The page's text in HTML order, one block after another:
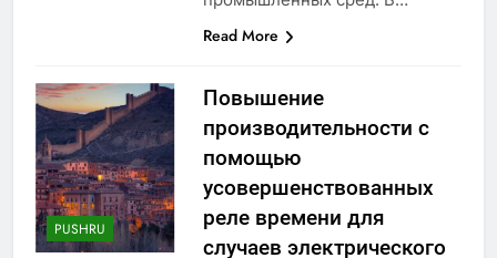
Read More
PUSHRU
Повышение
производительности с
помощью
усовершенствованных
реле времени для
случаев электрического